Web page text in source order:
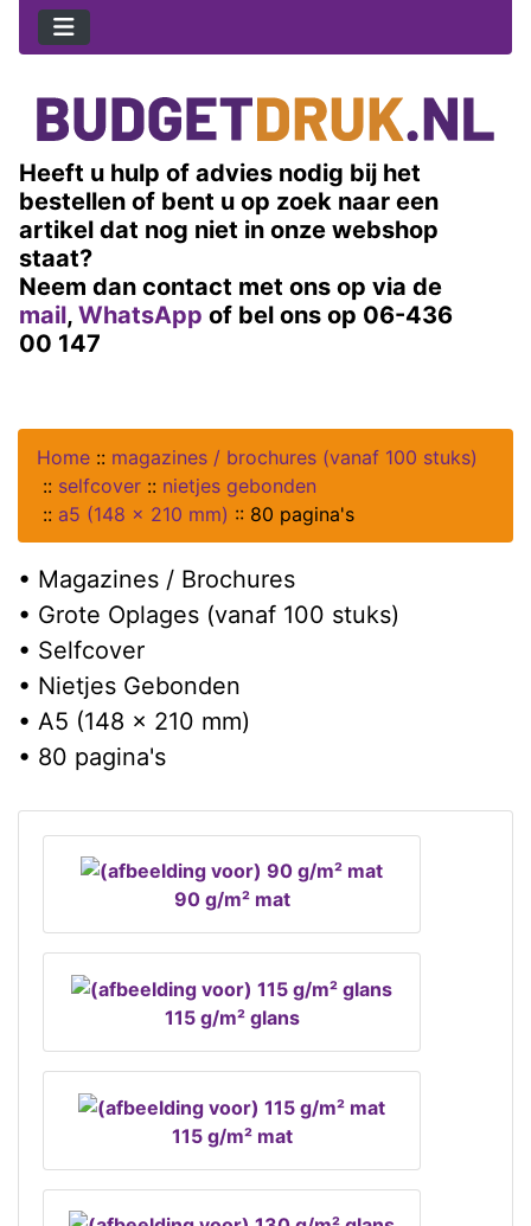
Heeft u hulp of advies nodig bij het
bestellen of bent u op zoek naar een
artikel dat nog niet in onze webshop
staat?
Neem dan contact met ons op via de
mail, WhatsApp of bel ons op 06-436
00 147
Home :: magazines / brochures (vanaf 100 stuks)
:: selfcover :: nietjes gebonden
:: a5 (148 x 210 mm) :: 80 pagina's
• Magazines / Brochures
• Grote Oplages (vanaf 100 stuks)
• Selfcover
• Nietjes Gebonden
• A5 (148 x 210 mm)
• 80 pagina's
90 g/m² mat
115 g/m² glans
115 g/m² mat